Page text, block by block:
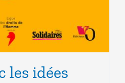
les idées